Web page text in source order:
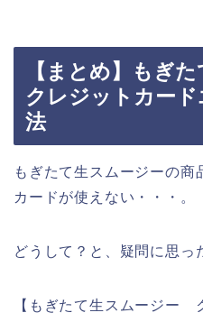
【まとめ】もぎ
クレジットカー
法
もぎたて生スムージーの商
カードが使えない・・・。
どうして？と、疑問に思っ
【もぎたて生スムージー